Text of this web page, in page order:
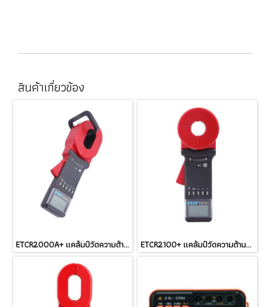
สินค้าเกี่ยวข้อง
ETCR2000A+ แคล้มป์วัดความต้านทานดิน Digital Clamp Ground Earth Resistance ETCR 2000A+ @ ราคา ETCR2100+ แคล้มป์วัดความต้านทานดิน Digital Clamp Ground Earth Resistance ETCR 2100+ @ ราคา